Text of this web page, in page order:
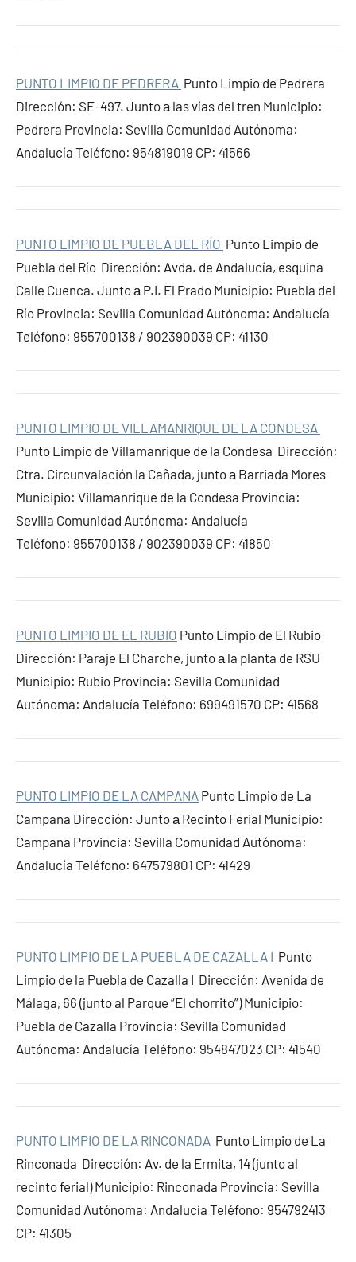
PUNTO LIMPIO DE PEDRERA Punto Limpio de Pedrera
Dirección: SE-497. Junto а las vías del tren Municipio:
Pedrera Provincia: Sevilla Comunidad Autónoma:
Andalucía Teléfono: 954819019 CP: 41566
PUNTO LIMPIO DE PUEBLA DEL RÍO Punto Limpio de
Puebla del Río Dirección: Avda. de Andalucía, esquina
Calle Cuenca. Junto а P.I. El Prado Municipio: Puebla del
Río Provincia: Sevilla Comunidad Autónoma: Andalucía
Teléfono: 955700138 / 902390039 CP: 41130
PUNTO LIMPIO DE VILLAMANRIQUE DE LA CONDESA
Punto Limpio de Villamanrique de la Condesa Dirección:
Ctra. Circunvalación la Cañada, junto а Barriada Mores
Municipio: Villamanrique de la Condesa Provincia:
Sevilla Comunidad Autónoma: Andalucía
Teléfono: 955700138 / 902390039 CP: 41850
PUNTO LIMPIO DE EL RUBIO Punto Limpio de El Rubio
Dirección: Paraje El Charche, junto а la planta de RSU
Municipio: Rubio Provincia: Sevilla Comunidad
Autónoma: Andalucía Teléfono: 699491570 CP: 41568
PUNTO LIMPIO DE LA CAMPANA Punto Limpio de La
Campana Dirección: Junto а Recinto Ferial Municipio:
Campana Provincia: Sevilla Comunidad Autónoma:
Andalucía Teléfono: 647579801 CP: 41429
PUNTO LIMPIO DE LA PUEBLA DE CAZALLA I Punto
Limpio de la Puebla de Cazalla I Dirección: Avenida de
Málaga, 66 (junto al Parque “El chorrito”) Municipio:
Puebla de Cazalla Provincia: Sevilla Comunidad
Autónoma: Andalucía Teléfono: 954847023 CP: 41540
PUNTO LIMPIO DE LA RINCONADA Punto Limpio de La
Rinconada Dirección: Av. de la Ermita, 14 (junto al
recinto ferial) Municipio: Rinconada Provincia: Sevilla
Comunidad Autónoma: Andalucía Teléfono: 954792413
CP: 41305